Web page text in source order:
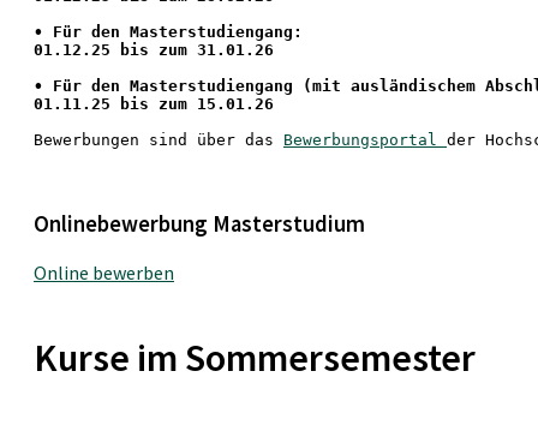
• Für den Masterstudiengang:
01.12.25 bis zum 31.01.26
• Für den Masterstudiengang (mit ausländischem
01.11.25 bis zum 15.01.26
Bewerbungen sind über das Bewerbungsportal der
Onlinebewerbung Masterstudium
Online bewerben
Kurse im Sommersemester